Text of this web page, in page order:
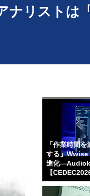
リストは
「作業時間
する」Wwise
進化
【